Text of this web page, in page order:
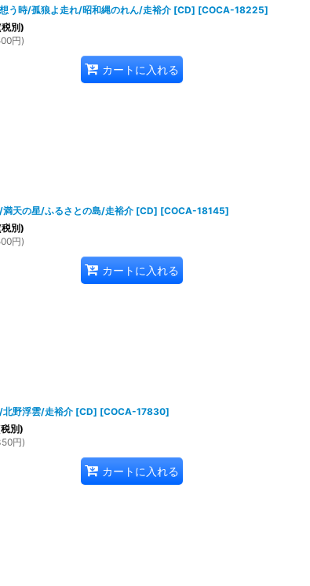
う時/孤狼よ走れ/昭和縄のれん/走裕介 [CD] [COCA-18225]
別)
円)
カートに入れる
満天の星/ふるさとの島/走裕介 [CD] [COCA-18145]
別)
円)
カートに入れる
北野浮雲/走裕介 [CD] [COCA-17830]
別)
円)
カートに入れる